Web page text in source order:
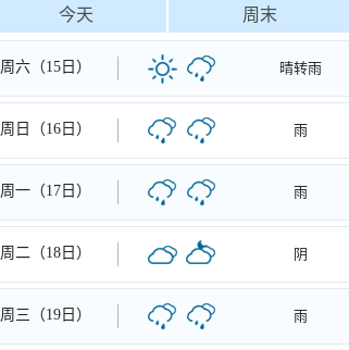
今天 周末
周六（15日） 晴转雨
周日（16日） 雨
周一（17日） 雨
周二（18日） 阴
周三（19日） 雨